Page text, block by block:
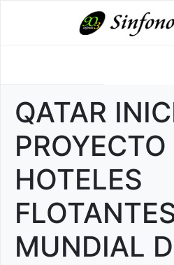
QATAR
PROYECTO
HOTELES
MUNDIAL